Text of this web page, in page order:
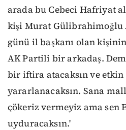
arada bu Cebeci Hafriyat
kişi Murat Gülibrahimoğlu
günü il başkanı olan
AK Partili bir arkadaş.
bir iftira atacaksın ve
yararlanacaksın. Sana
çökeriz vermeyiz ama sen
uyduracaksın.'